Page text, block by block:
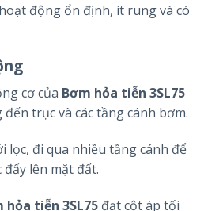
động ổn định, ít rung và có
cơ của Bơm hỏa tiễn 3SL75
trục và các tầng cánh bơm.
lọc, đi qua nhiều tầng cánh để
lên mặt đất.
hỏa tiễn 3SL75 đạt cột áp tối